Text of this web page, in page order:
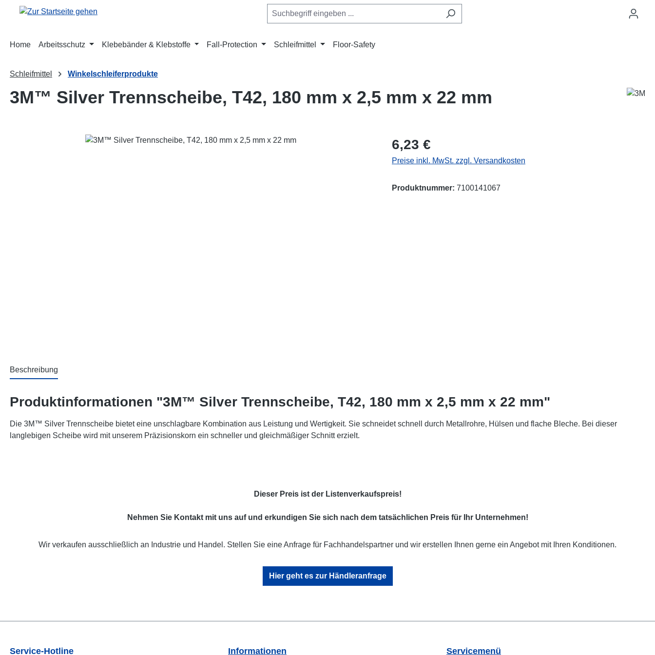
Hauptinhalt springen
Zur Suche springen
Zur Hauptnavigation springen
Home Arbeitsschutz Klebebänder & Klebstoffe Fall-Protection Schleifmittel Floor-Safety
Schleifmittel Winkelschleiferprodukte
3M™ Silver Trennscheibe, T42, 180 mm x 2,5 mm x 22 mm
Bildergalerie überspringen Regulärer Preis:
6,23 €
Preise inkl. MwSt. zzgl. Versandkosten
Produktnummer: 7100141067
Beschreibung
Produktinformationen "3M™ Silver Trennscheibe, T42, 180 mm x 2,5 mm x 22 mm"
Die 3M™ Silver Trennscheibe bietet eine unschlagbare Kombination aus Leistung und Wertigkeit. Sie schneidet schnell durch Metallrohre, Hülsen und flache Bleche. Bei dieser
langlebigen Scheibe wird mit unserem Präzisionskorn ein schneller und gleichmäßiger Schnitt erzielt.
Dieser Preis ist der Listenverkaufspreis!
Nehmen Sie Kontakt mit uns auf und erkundigen Sie sich nach dem tatsächlichen Preis für Ihr Unternehmen!
Wir verkaufen ausschließlich an Industrie und Handel. Stellen Sie eine Anfrage für Fachhandelspartner und wir erstellen Ihnen gerne ein Angebot mit Ihren Konditionen.
Hier geht es zur Händleranfrage
Service-Hotline Informationen Servicemenü